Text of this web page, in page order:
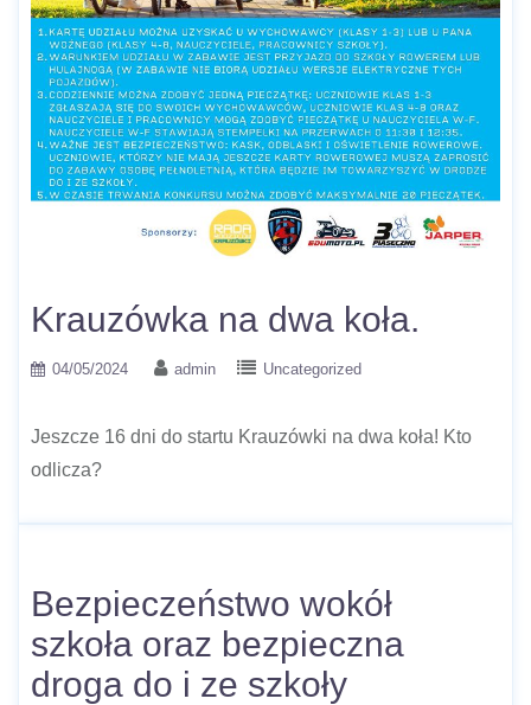
Krauzówka na dwa koła.
04/05/2024 admin Uncategorized
Jeszcze 16 dni do startu Krauzówki na dwa koła! Kto
odlicza?
Bezpieczeństwo wokół
szkoła oraz bezpieczna
droga do i ze szkoły